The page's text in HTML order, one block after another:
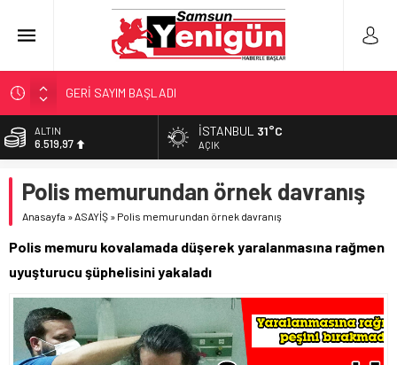
GERİ SAYIM BAŞLADI
SAMSUNSPOR’DA HEDEF 5’İNCİLİK!
‘BAFRA’YA YATIRIM YAPIN!’
YÖNETİCİ SEÇERKEN YAPILAN EN BÜYÜK HATALAR
ALTIN
6.519,97
13.798,82
DOLAR
55,0112
İSTANBUL 31°C
AÇIK
Polis memurundan örnek davranış
Anasayfa »ASAYİŞ » Polis memurundan örnek davranış
Polis memuru kovalamada düşerek yaralanmasına rağmen
uyuşturucu şüphelisini yakaladı